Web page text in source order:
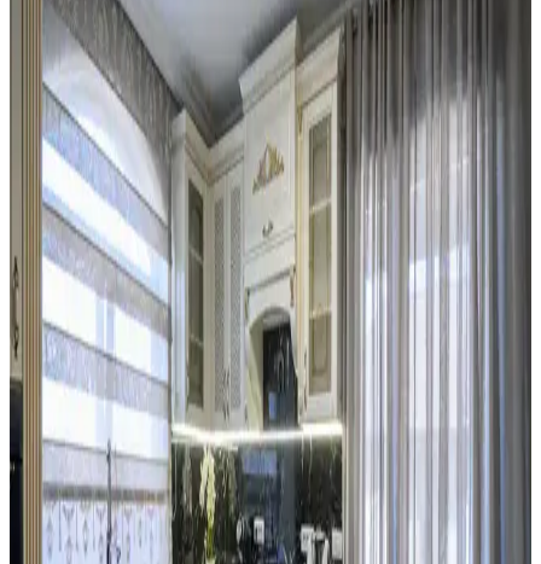
Düzenle Pratik İyileştirme Yöntemleri
Mutfak dekorasyonunda aydınlatma, renk uyumu ve düzenleme
teknikleriyle koyu renkli dolaplar ve siyah buzdolabı gibi unsurlar
uyumlu hale getirilir. Bitkiler ve aksesuarlar atmosferi canlandırır.
Mutfak Duvarında İki Çerçevenin Yan Yana mı
Dikey mi Yerleştirilmesi Üzerine Analiz
Mutfakta iki çerçevenin yerleşimi, yan yana ve aralıklı
konumlandırıldığında mekanın şıklığını ve görsel dengesini artırır.
Dikey asma ise genellikle daha az tercih edilir ve alt boşluk
bırakabilir.
Mutfak Tezgahı ve Backsplash Renk Uyumu:
Estetik ve Fonksiyonel Çözümler
Mutfak tezgahı ile backsplash arasındaki renk uyumsuzlukları,
malzeme ve ton farklılıklarından kaynaklanır. Bu yazıda, kalıcı ve
geçici çözümlerle uyum sağlama yöntemleri detaylandırılmaktadır.
Kiralık Mutfaklarda Başarılı Yenileme ve Tasarım
İçin İzin ve Malzeme Seçimi